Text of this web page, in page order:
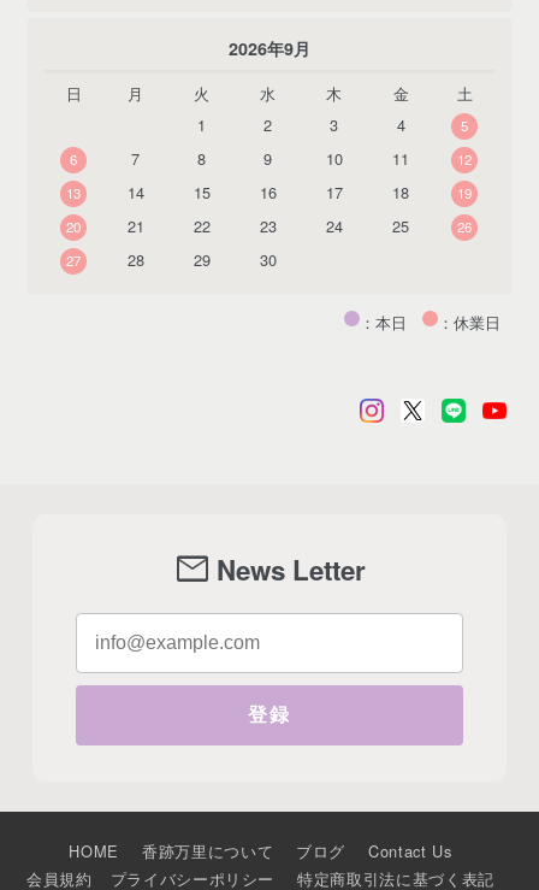
2026年9月
日 月 火 水 木 金
土
1
2 3 4
5
6
7 8 9 10 11
12
13
14 15 16 17 18
19
20
21 22 23 24 25
26
27
28 29 30
：本日 ：休業日
mail News Letter
登録
HOME 香跡万里について ブログ
Contact Us
会員規約
プライバシーポリシー 特定商取引法に基づく表記